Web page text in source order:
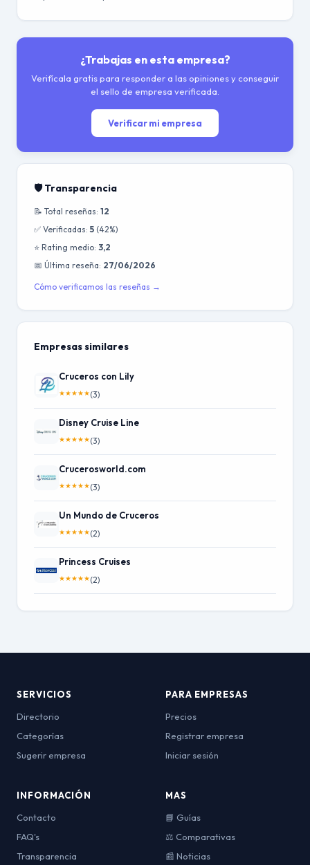
¿Trabajas en esta empresa?
Verifícala gratis para responder a las opiniones y conseguir
el sello de empresa verificada.
Verificar mi empresa
🛡️ Transparencia
📝 Total reseñas: 12
✅ Verificadas: 5 (42%)
⭐ Rating medio: 3,2
📅 Última reseña: 27/06/2026
Cómo verificamos las reseñas →
Empresas similares
Cruceros con Lily
★★★★★(3)
Disney Cruise Line
★★★★★(3)
Crucerosworld.com
★★★★★(3)
Un Mundo de Cruceros
★★★★★(2)
Princess Cruises
★★★★★(2)
SERVICIOS
Directorio
Categorías
Sugerir empresa
PARA EMPRESAS
Precios
Registrar empresa
Iniciar sesión
INFORMACIÓN
Contacto
FAQ's
Transparencia
MAS
📘 Guías
⚖️ Comparativas
📰 Noticias